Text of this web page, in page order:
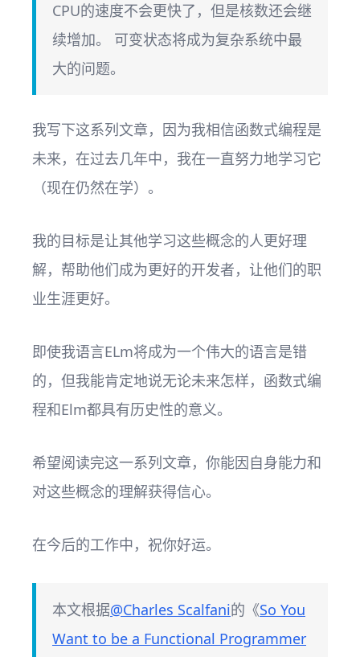
CPU的速度不会更快了，但是核数还会继
续增加。 可变状态将成为复杂系统中最
大的问题。
我写下这系列文章，因为我相信函数式编程是
未来，在过去几年中，我在一直努力地学习它
（现在仍然在学）。
我的目标是让其他学习这些概念的人更好理
解，帮助他们成为更好的开发者，让他们的职
业生涯更好。
即使我语言ELm将成为一个伟大的语言是错
的，但我能肯定地说无论未来怎样，函数式编
程和Elm都具有历史性的意义。
希望阅读完这一系列文章，你能因自身能力和
对这些概念的理解获得信心。
在今后的工作中，祝你好运。
本文根据@Charles Scalfani的《So You
Want to be a Functional Programmer